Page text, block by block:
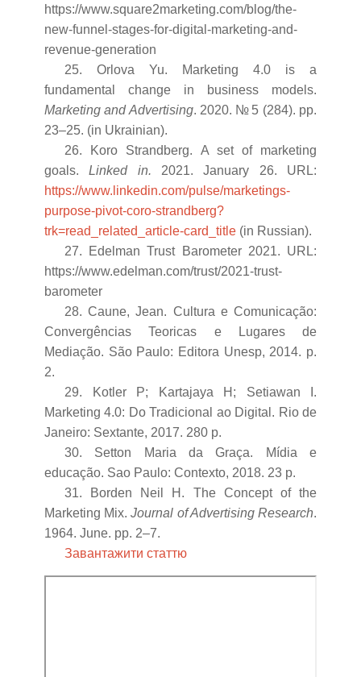
https://www.square2marketing.com/blog/the-
new-funnel-stages-for-digital-marketing-and-
revenue-generation
25. Orlova Yu. Marketing 4.0 is a
fundamental change in business models.
Marketing and Advertising. 2020. № 5 (284). pp.
23–25. (in Ukrainian).
26. Koro Strandberg. A set of marketing
goals.Linked in. 2021. January 26. URL:
https://www.linkedin.com/pulse/marketings-
purpose-pivot-coro-strandberg?
trk=read_related_article-card_title (in Russian).
27. Edelman Trust Barometer 2021. URL:
https://www.edelman.com/trust/2021-trust-
barometer
28. Caune, Jean. Cultura e Comunicação:
Convergências Teoricas e Lugares de
Mediação. São Paulo: Editora Unesp, 2014. p.
2.
29. Kotler P; Kartajaya H; Setiawan I.
Marketing 4.0: Do Tradicional ao Digital. Rio de
Janeiro: Sextante, 2017. 280 p.
30. Setton Maria da Graça. Mídia e
educação. Sao Paulo: Contexto, 2018. 23 p.
31. Borden Neil H. The Concept of the
Marketing Mix.Journal of Advertising Research.
1964. June. pp. 2–7.
Завантажити статтю